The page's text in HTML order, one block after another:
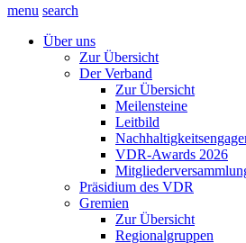
menu search
Über uns
Zur Übersicht
Der Verband
Zur Übersicht
Meilensteine
Leitbild
VDR-Awards 2026
Präsidium des VDR
Gremien
Zur Übersicht
Regionalgruppen